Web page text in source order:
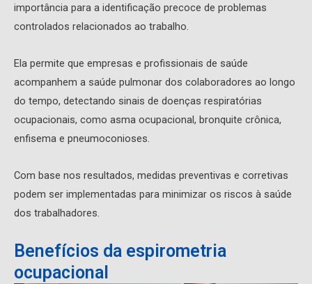
importância para a identificação precoce de problemas
controlados relacionados ao trabalho.
Ela permite que empresas e profissionais de saúde
acompanhem a saúde pulmonar dos colaboradores ao longo
do tempo, detectando sinais de doenças respiratórias
ocupacionais, como asma ocupacional, bronquite crônica,
enfisema e pneumoconioses.
Com base nos resultados, medidas preventivas e corretivas
podem ser implementadas para minimizar os riscos à saúde
dos trabalhadores.
Benefícios da espirometria
ocupacional